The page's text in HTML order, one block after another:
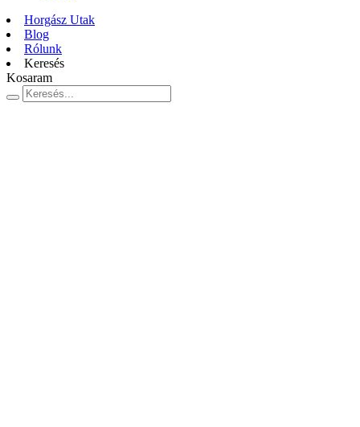
Horgász Utak
Blog
Rólunk
Keresés
Kosaram